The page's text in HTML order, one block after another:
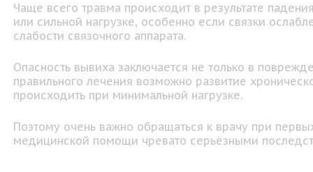
Чаще всего травма происходит в результате
или сильной нагрузке, особенно если связки
слабости связочного аппарата.
Опасность вывиха заключается не только в
правильного лечения возможно развитие
происходить при минимальной нагрузке.
Поэтому очень важно обращаться к врачу при
медицинской помощи чревато серьёзными